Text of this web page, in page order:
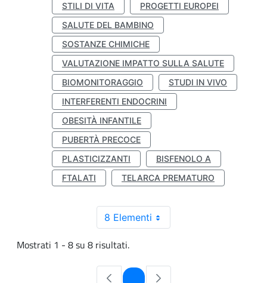
STILI DI VITA
PROGETTI EUROPEI
SALUTE DEL BAMBINO
SOSTANZE CHIMICHE
VALUTAZIONE IMPATTO SULLA SALUTE
BIOMONITORAGGIO
STUDI IN VIVO
INTERFERENTI ENDOCRINI
OBESITÀ INFANTILE
PUBERTÀ PRECOCE
PLASTICIZZANTI
BISFENOLO A
FTALATI
TELARCA PREMATURO
8 Elementi
Mostrati 1 - 8 su 8 risultati.
Pagina